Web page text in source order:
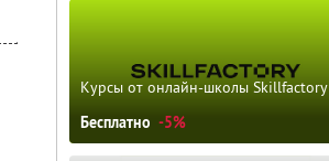
Курсы от онлайн-школы Skillfactory
Бесплатно -5%